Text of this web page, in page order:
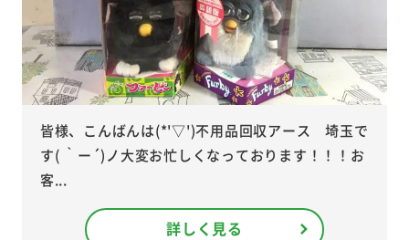
皆様、こんばんは(*'▽')不用品回収アース 埼玉で
す( ｀ー´)ノ大変お忙しくなっております！！！お
客...
詳しく見る